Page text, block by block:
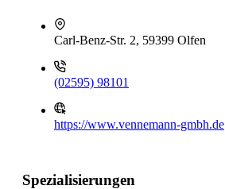
Carl-Benz-Str. 2, 59399 Olfen
(02595) 98101
https://www.vennemann-gmbh.de
Spezialisierungen